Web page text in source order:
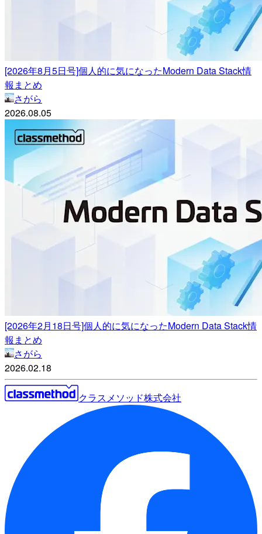
[2026年8月5日号]個人的に気になったModern Data Stack情
報まとめ
さがら
2026.08.05
[2026年2月18日号]個人的に気になったModern Data Stack情
報まとめ
さがら
2026.02.18
クラスメソッド株式会社